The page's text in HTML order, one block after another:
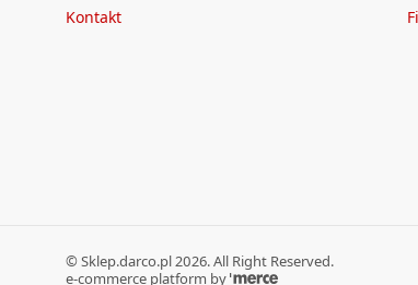
Kontakt
© Sklep.darco.pl 2026. All Right Reserved.
e-commerce platform by